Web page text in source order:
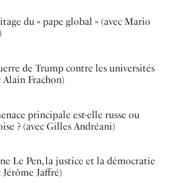
du « pape global » (avec Mario
de Trump contre les universités
Alain Frachon)
principale est-elle russe ou
? (avec Gilles Andréani)
Le Pen, la justice et la démocratie
Jérôme Jaffré)